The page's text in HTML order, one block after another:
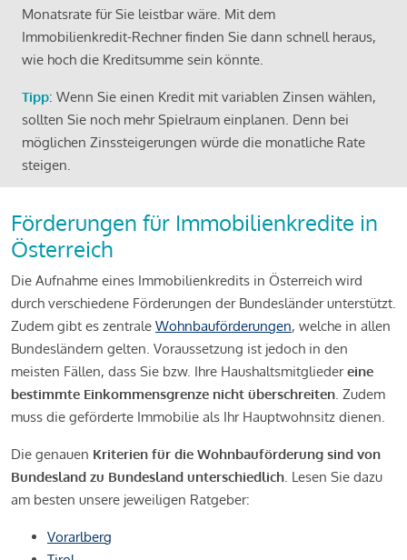
Monatsrate für Sie leistbar wäre. Mit dem
Immobilienkredit-Rechner finden Sie dann schnell heraus,
wie hoch die Kreditsumme sein könnte.
Tipp: Wenn Sie einen Kredit mit variablen Zinsen wählen,
sollten Sie noch mehr Spielraum einplanen. Denn bei
möglichen Zinssteigerungen würde die monatliche Rate
steigen.
Förderungen für Immobilienkredite in
Österreich
Die Aufnahme eines Immobilienkredits in Österreich wird
durch verschiedene Förderungen der Bundesländer unterstützt.
Zudem gibt es zentrale Wohnbauförderungen, welche in allen
Bundesländern gelten. Voraussetzung ist jedoch in den
meisten Fällen, dass Sie bzw. Ihre Haushaltsmitgliedereine
bestimmte Einkommensgrenze nicht überschreiten. Zudem
muss die geförderte Immobilie als Ihr Hauptwohnsitz dienen.
Die genauen Kriterien für die Wohnbauförderung sind von
Bundesland zu Bundesland unterschiedlich. Lesen Sie dazu
am besten unsere jeweiligen Ratgeber:
Vorarlberg